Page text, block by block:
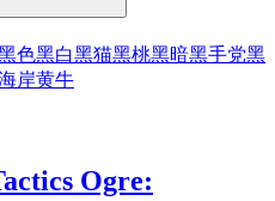
色黑白黑猫黑桃黑暗黑手党黑
岸黄牛
Ogre: